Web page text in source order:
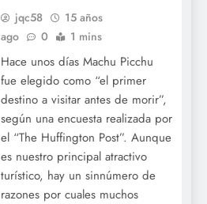
jqc58
15 años
ago
0 1 mins
Hace unos días Machu Picchu
fue elegido como “el primer
destino a visitar antes de morir”,
según una encuesta realizada por
el “The Huffington Post”. Aunque
es nuestro principal atractivo
turístico, hay un sinnúmero de
razones por cuales muchos